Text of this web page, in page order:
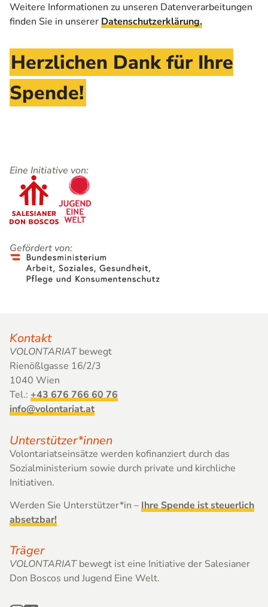
Weitere Informationen zu unseren Datenverarbeitungen
finden Sie in unsererDatenschutzerklärung.
Herzlichen Dank für Ihre
Spende!
Eine Initiative von:
Gefördert von:
Kontakt
VOLONTARIATbewegt
Rienößlgasse 16/2/3
1040 Wien
Tel.: +43 676 766 60 76
info@volontariat.at
Unterstützer*innen
Volontariatseinsätze werden kofinanziert durch das
Sozial­ministerium sowie durch private und kirchliche
Initiativen.
Werden Sie Unterstützer*in –Ihre Spende ist steuerlich
absetzbar!
Träger
VOLONTARIATbewegt ist eine Initiative der Salesianer
Don Boscos und Jugend Eine Welt.